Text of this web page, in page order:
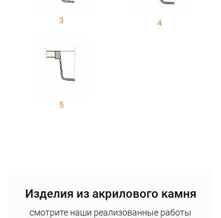
3 4
5
Изделия из акрилового камня
смотрите наши реализованные работы